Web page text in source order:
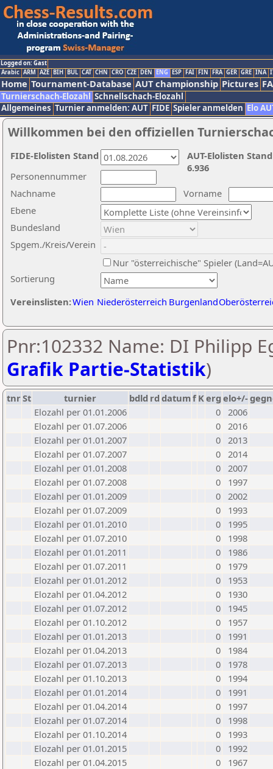
Logged on: Gast
Arabic ARM AZE BIH BUL CAT CHN CRO CZE DEN ENG ESP FAI FIN FRA GER GRE INA
Home Tournament-Database AUT championship Pictures
Turnierschach-Elozahl Schnellschach-Elozahl
Allgemeines Turnier anmelden: AUT FIDE Spieler anmelden Elo
Willkommen bei den offiziellen
Nachname
Vorname
Ebene
Sortierung
Personennummer
Bundesland
Spgem./Kreis/Verein
Nur "österreichische" Spieler
Vereinslisten:Wien Niederösterreich Burgenland
AUT-Elolisten
6.936
FIDE-Elolisten Stand
Pnr:102332 Name: DI Philipp
Grafik Partie-Statistik)
tnrSt turnier bdld rd datumf Kerg elo+/-
Elozahl per 01.01.2006
0 2006
Elozahl per 01.07.2006
0 2016
Elozahl per 01.01.2007
0 2013
Elozahl per 01.07.2007
0 2014
Elozahl per 01.01.2008
0 2007
Elozahl per 01.07.2008
0
1997
Elozahl per 01.01.2009
0 2002
Elozahl per 01.07.2009
0
1993
Elozahl per 01.01.2010
0
1995
Elozahl per 01.07.2010
0
1998
Elozahl per 01.01.2011
0
1986
Elozahl per 01.07.2011
0
1979
Elozahl per 01.01.2012
0
1953
Elozahl per 01.04.2012
0
1930
Elozahl per 01.07.2012
0
1945
Elozahl per 01.10.2012
0
1957
Elozahl per 01.01.2013
0
1991
Elozahl per 01.04.2013
0
1984
Elozahl per 01.07.2013
0
1978
Elozahl per 01.10.2013
0
1994
Elozahl per 01.01.2014
0
1991
Elozahl per 01.04.2014
0
1997
Elozahl per 01.07.2014
0
1998
Elozahl per 01.10.2014
0
1993
Elozahl per 01.01.2015
0
1992
Elozahl per 01.04.2015
0
1967